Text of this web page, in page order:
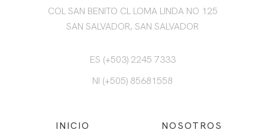
COL SAN BENITO CL LOMA LINDA NO 125
SAN SALVADOR, SAN SALVADOR
ES (+503) 2245 7333
NI (+505) 85681558
INICIO
NOSOTROS